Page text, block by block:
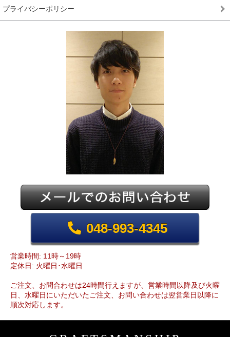
プライバシーポリシー
048-993-4345
営業時間: 11時～19時
定休日: 火曜日･水曜日
ご注文、お問合わせは24時間行えますが、営業時間以降及び火曜
日、水曜日にいただいたご注文、お問い合わせは翌営業日以降に
順次対応します。